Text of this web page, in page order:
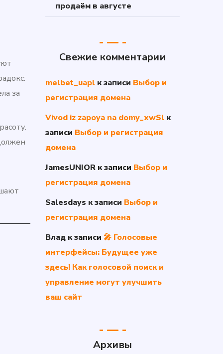
за
продаём в августе
Свежие комментарии
melbet_uapl к записи Выбор и
регистрация домена
Vivod iz zapoya na domy_xwSl к
записи Выбор и регистрация
домена
JamesUNIOR к записи Выбор и
регистрация домена
Salesdays к записи Выбор и
регистрация домена
Влад к записи 🎤 Голосовые
интерфейсы: Будущее уже
здесь! Как голосовой поиск и
управление могут улучшить
ваш сайт
Архивы